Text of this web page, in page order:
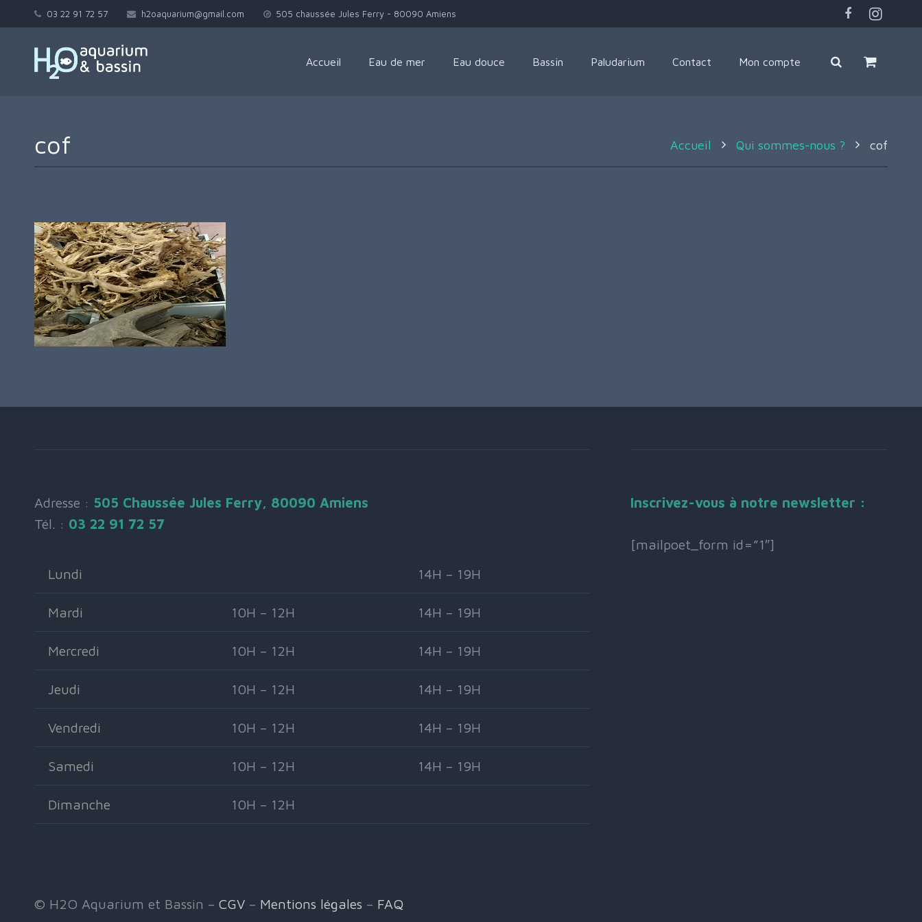
03 22 91 72 57 h2oaquarium@gmail.com 505 chaussée Jules Ferry - 80090 Amiens
Accueil Eau de mer Eau douce Bassin Paludarium Contact Mon compte
cof Accueil Qui sommes-nous ? cof
Adresse : 505 Chaussée Jules Ferry, 80090 Amiens
Tél. : 03 22 91 72 57
Lundi 14H – 19H
Mardi 10H – 12H 14H – 19H
Mercredi 10H – 12H 14H – 19H
Jeudi 10H – 12H 14H – 19H
Vendredi 10H – 12H 14H – 19H
Samedi 10H – 12H 14H – 19H
Dimanche 10H – 12H
Inscrivez-vous à notre newsletter :
[mailpoet_form id=”1″]
© H2O Aquarium et Bassin – CGV – Mentions légales – FAQ